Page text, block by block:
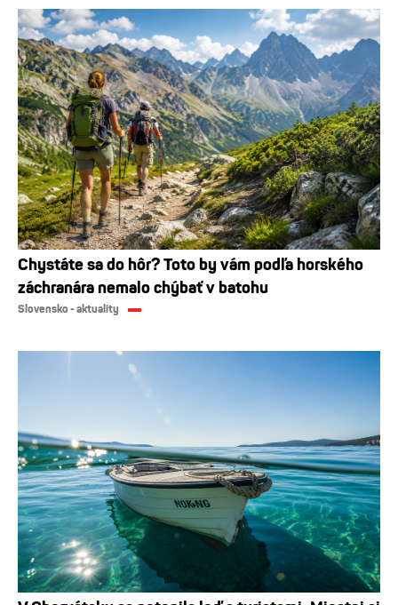
Chystáte sa do hôr? Toto by vám podľa horského
záchranára nemalo chýbať v batohu
Slovensko - aktuality